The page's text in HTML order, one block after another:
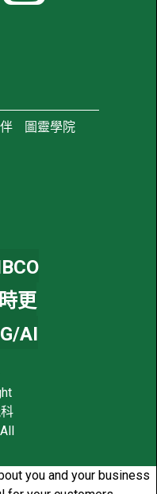
圖靈學院
更
AI
you and your business